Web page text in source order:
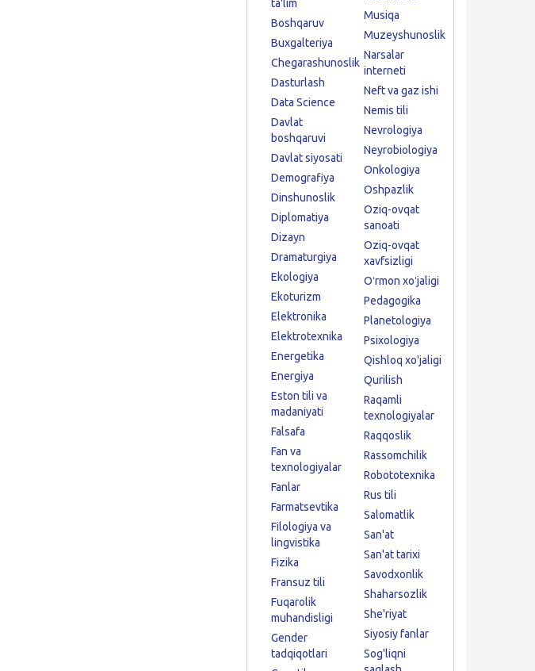
ta'lim
Boshqaruv
Buxgalteriya
Chegarashunoslik
Dasturlash
Data Science
Davlat
boshqaruvi
Davlat siyosati
Demografiya
Dinshunoslik
Diplomatiya
Dizayn
Dramaturgiya
Ekologiya
Ekoturizm
Elektronika
Elektrotexnika
Energetika
Energiya
Eston tili va
madaniyati
Falsafa
Fan va
texnologiyalar
Fanlar
Farmatsevtika
Filologiya va
lingvistika
Fizika
Fransuz tili
Fuqarolik
muhandisligi
Gender
tadqiqotlari
Musiqa
Muzeyshunoslik
Narsalar
interneti
Neft va gaz ishi
Nemis tili
Nevrologiya
Neyrobiologiya
Onkologiya
Oshpazlik
Oziq-ovqat
sanoati
Oziq-ovqat
xavfsizligi
Oʻrmon xoʻjaligi
Pedagogika
Planetologiya
Psixologiya
Qishloq xo'jaligi
Qurilish
Raqamli
texnologiyalar
Raqqoslik
Rassomchilik
Robototexnika
Rus tili
Salomatlik
San'at
San'at tarixi
Savodxonlik
Shaharsozlik
She'riyat
Siyosiy fanlar
Sog'liqni